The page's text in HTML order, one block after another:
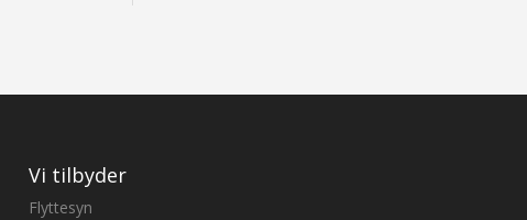
Vi tilbyder
Flyttesyn